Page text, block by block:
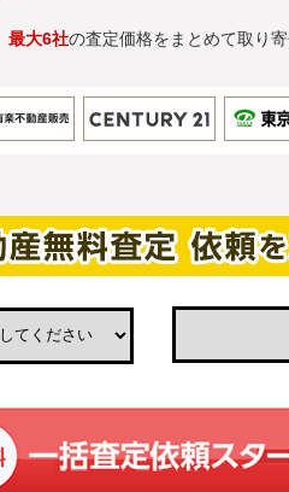
最大6社の査定価格をまとめて取り寄